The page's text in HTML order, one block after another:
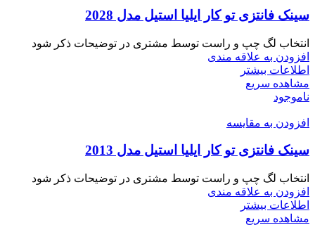
سینک فانتزی تو کار ایلیا استیل مدل 2028
انتخاب لگ چپ و راست توسط مشتری در توضیحات ذکر شود
افزودن به علاقه مندی
اطلاعات بیشتر
مشاهده سریع
ناموجود
افزودن به مقایسه
سینک فانتزی تو کار ایلیا استیل مدل 2013
انتخاب لگ چپ و راست توسط مشتری در توضیحات ذکر شود
افزودن به علاقه مندی
اطلاعات بیشتر
مشاهده سریع